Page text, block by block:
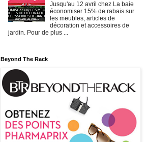
Jusqu'au 12 avril chez La baie
économiser 15% de rabais sur
les meubles, articles de
décoration et accessoires de
jardin. Pour de plus ...
Beyond The Rack